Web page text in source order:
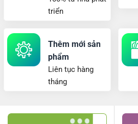
triển
Thêm mới sản
phẩm
Liên tục hàng
tháng